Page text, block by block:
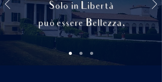
Solo in Libertà
può essere Bellezza.